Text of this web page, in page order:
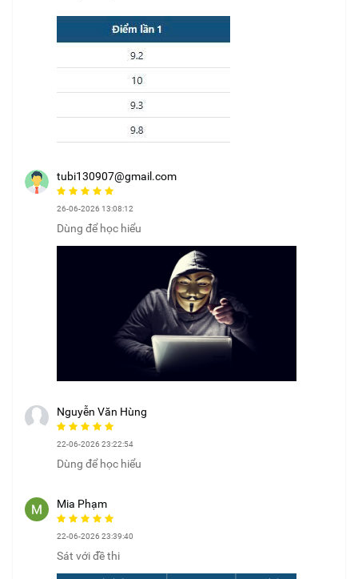
tubi130907@gmail.com
26-06-2026 13:08:12
Dùng để học hiểu
Nguyễn Văn Hùng
22-06-2026 23:22:54
Dùng để học hiểu
Mia Phạm
22-06-2026 23:39:40
Sát với đề thi